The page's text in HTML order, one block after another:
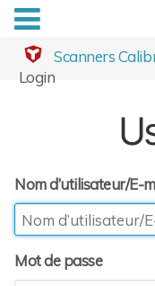
Scanners
Login
Nom d’utilisateur/E-
Mot de passe